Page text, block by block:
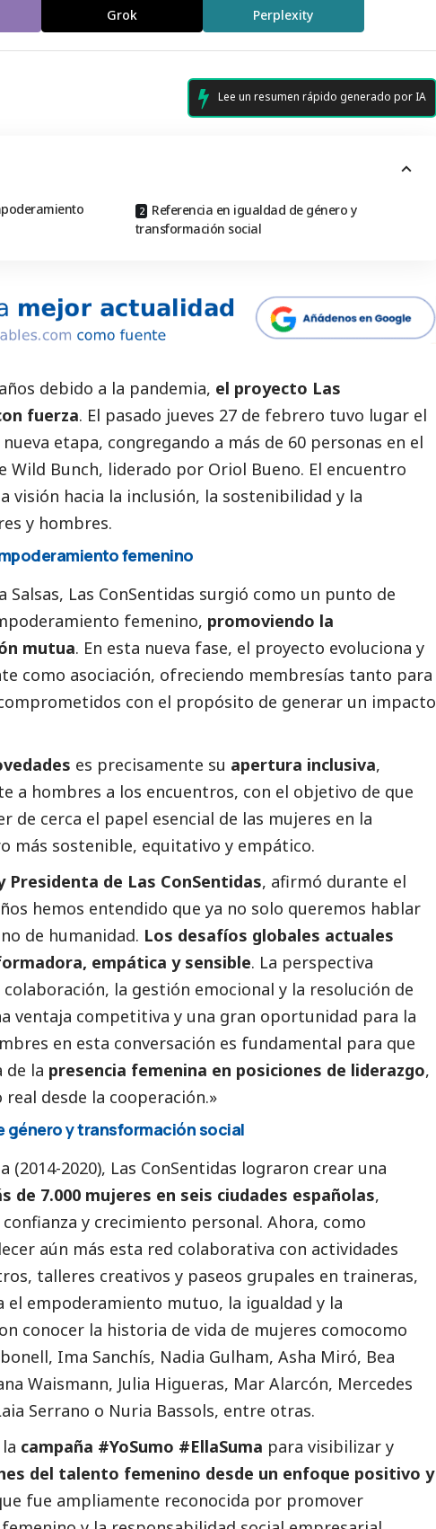
Grok Perplexity
Lee un resumen rápido generado por IA
Referencia en igualdad de género y
transformación social
debido a la pandemia, el proyecto Las
fuerza. El pasado jueves 27 de febrero tuvo lugar el
etapa, congregando a más de 60 personas en el
Wild Bunch, liderado por Oriol Bueno. El encuentro
visión hacia la inclusión, la sostenibilidad y la
y hombres.
femenino
Salsas, Las ConSentidas surgió como un punto de
femenino, promoviendo la
mutua. En esta nueva fase, el proyecto evoluciona y
como asociación, ofreciendo membresías tanto para
con el propósito de generar un impacto
es precisamente su apertura inclusiva,
a hombres a los encuentros, con el objetivo de que
de cerca el papel esencial de las mujeres en la
más sostenible, equitativo y empático.
Presidenta de Las ConSentidas, afirmó durante el
hemos entendido que ya no solo queremos hablar
de humanidad. Los desafíos globales actuales
empática y sensible. La perspectiva
la gestión emocional y la resolución de
ventaja competitiva y una gran oportunidad para la
en esta conversación es fundamental para que
de la presencia femenina en posiciones de liderazgo,
desde la cooperación.»
género y transformación social
2020), Las ConSentidas lograron crear una
de 7.000 mujeres en seis ciudades españolas,
y crecimiento personal. Ahora, como
aún más esta red colaborativa con actividades
talleres creativos y paseos grupales en traineras,
el empoderamiento mutuo, la igualdad y la
conocer la historia de vida de mujeres comocomo
Ima Sanchís, Nadia Gulham, Asha Miró, Bea
Waismann, Julia Higueras, Mar Alarcón, Mercedes
Serrano o Nuria Bassols, entre otras.
campaña #YoSumo #EllaSuma para visibilizar y
del talento femenino desde un enfoque positivo y
fue ampliamente reconocida por promover